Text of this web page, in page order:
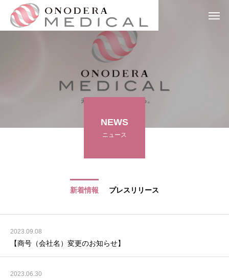
NEWS
ニュース
新着情報 プレスリリース
2023.09.08
【商号（会社名）変更のお知らせ】
2023.06.30